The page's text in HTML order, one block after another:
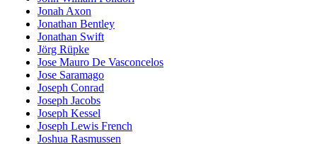
Jonah Axon
Jonathan Bentley
Jonathan Swift
Jörg Rüpke
Jose Mauro De Vasconcelos
Jose Saramago
Joseph Conrad
Joseph Jacobs
Joseph Kessel
Joseph Lewis French
Joshua Rasmussen